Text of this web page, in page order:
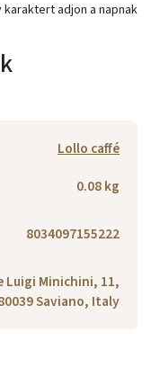
adjon a napnak
Lollo caffé
0.08 kg
8034097155222
Luigi Minichini, 11,
Saviano, Italy